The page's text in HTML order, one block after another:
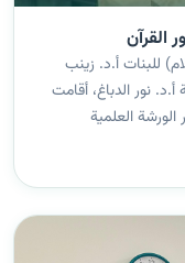
القرآن
للبنات أ.د. زينب
نور الدباغ، أقامت
الورشة العلمية
القرآنية”. قدّم...